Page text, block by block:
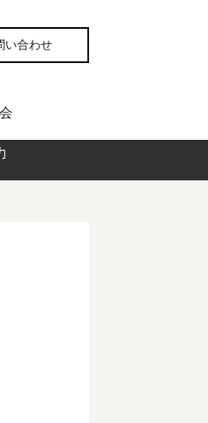
い合わせ